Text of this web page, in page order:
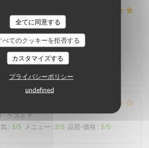
全てに同意する
べてのクッキーを拒否する
カスタマイズする
プライバシーポリシー
undefined
- ゲスト 4
気:5/5 メニュー:5/5 品質-価格
!
ゲスト 9
: 1/5 メニュー : 2/5 品質-価格 : 1/5